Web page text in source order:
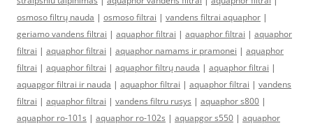
osmoso filtrų nauda | osmoso filtrai | vandens filtrai aquaphor |
geriamo vandens filtrai | aquaphor filtrai | aquaphor filtrai | aquaphor
filtrai | aquaphor filtrai | aquaphor namams ir pramonei | aquaphor
filtrai | aquaphor filtrai | aquaphor filtrų nauda | aquaphor filtrai |
aquapgor filtrai ir nauda | aquaphor filtrai | aquaphor filtrai | vandens
filtrai | aquaphor filtrai | vandens filtru rusys | aquaphor s800 |
aquaphor ro-101s | aquaphor ro-102s | aquapgor s550 | aquaphor